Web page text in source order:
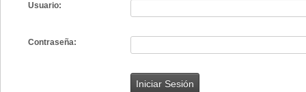
Usuario:
Contraseña: